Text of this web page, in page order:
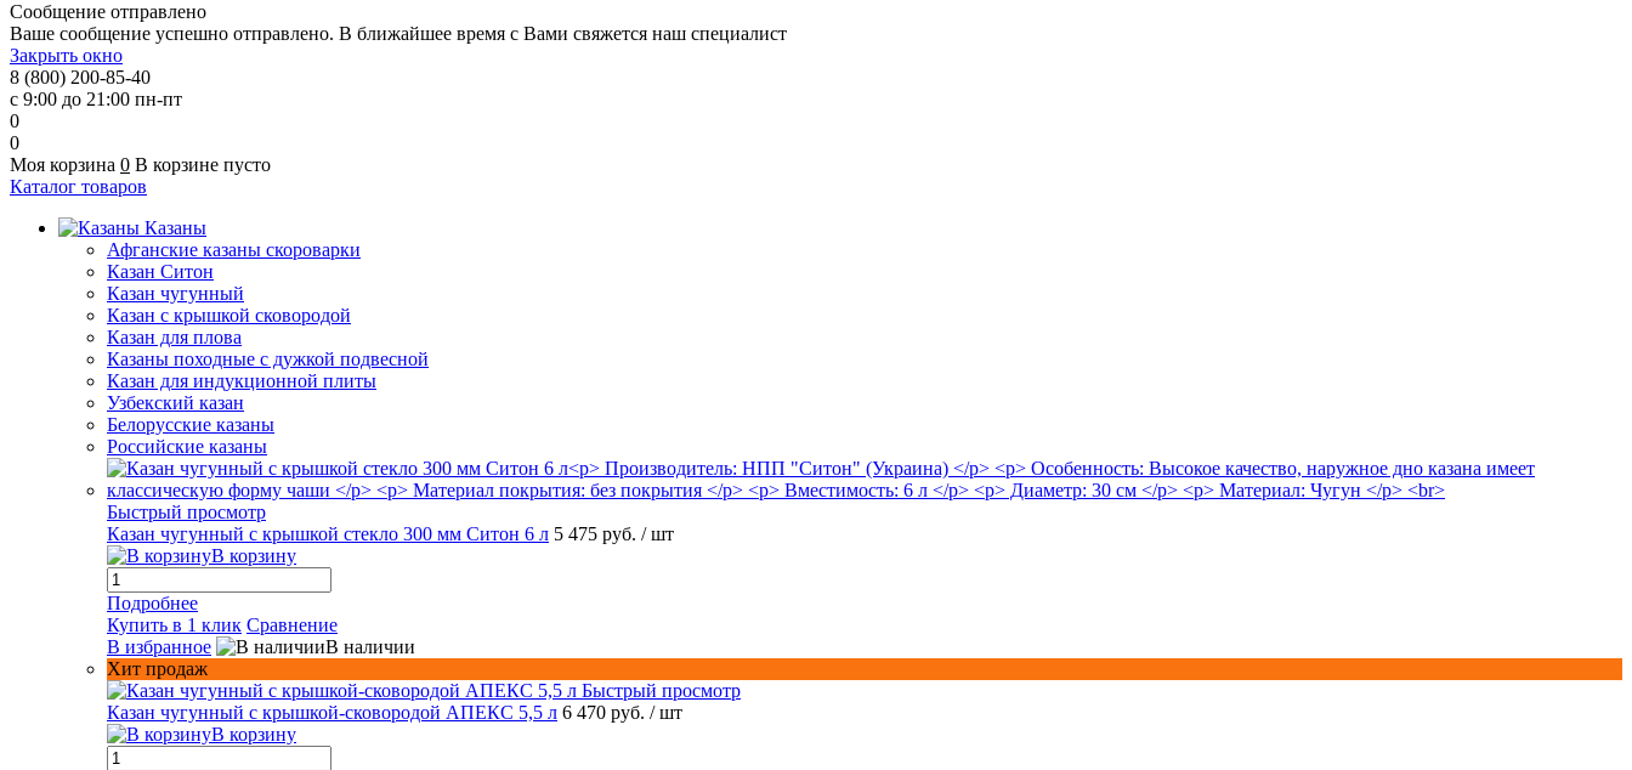
Сообщение отправлено
Ваше сообщение успешно отправлено. В ближайшее время с Вами свяжется наш специалист
Закрыть окно
8 (800) 200-85-40
с 9:00 до 21:00 пн-пт
0
0
Моя корзина 0 В корзине пусто
Каталог товаров
Казаны
Афганские казаны скороварки
Казан Ситон
Казан чугунный
Казан с крышкой сковородой
Казан для плова
Казаны походные с дужкой подвесной
Казан для индукционной плиты
Узбекский казан
Белорусские казаны
Российские казаны
Быстрый просмотр
Казан чугунный с крышкой стекло 300 мм Ситон 6 л 5 475 руб. / шт
В корзину
Подробнее
Купить в 1 клик Сравнение
В избранное
В наличии
Хит продаж
Быстрый просмотр
Казан чугунный с крышкой-сковородой АПЕКС 5,5 л 6 470 руб. / шт
В корзину